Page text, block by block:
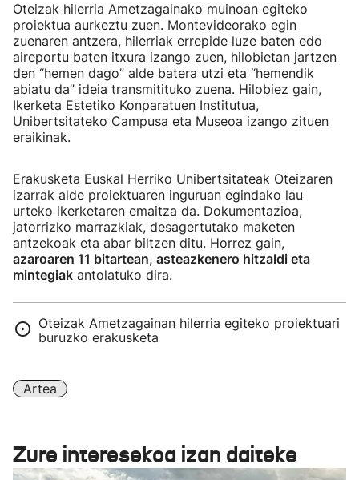
Oteizak hilerria Ametzagainako muinoan egiteko
proiektua aurkeztu zuen. Montevideorako egin
zuenaren antzera, hilerriak errepide luze baten edo
aireportu baten itxura izango zuen, hilobietan jartzen
den “hemen dago” alde batera utzi eta “hemendik
abiatu da” ideia transmitituko zuena. Hilobiez gain,
Ikerketa Estetiko Konparatuen Institutua,
Unibertsitateko Campusa eta Museoa izango zituen
eraikinak.
Erakusketa Euskal Herriko Unibertsitateak Oteizaren
izarrak alde proiektuaren inguruan egindako lau
urteko ikerketaren emaitza da. Dokumentazioa,
jatorrizko marrazkiak, desagertutako maketen
antzekoak eta abar biltzen ditu. Horrez gain,
azaroaren 11 bitartean, asteazkenero hitzaldi eta
mintegiak antolatuko dira.
Oteizak Ametzagainan hilerria egiteko proiektuari
buruzko erakusketa
Artea
Zure interesekoa izan daiteke